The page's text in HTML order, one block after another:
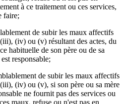
à ce traitement ou ces services,
faire;
de subir les maux affectifs
(iv) ou (v) résultant des actes, du
habituelle de son père ou de sa
responsable;
de subir les maux affectifs
(iv) ou (v), si son père ou sa mère
ne fournit pas des services ou